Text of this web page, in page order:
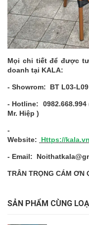
Mọi chi tiết để được
doanh tại KALA:
- Showrom: BT L03-
- Hotline: 0982.668.994
Mr. Hiệp )
-
Website:
Https://
- Email:
TRÂN TRỌNG CÁM ƠN
SẢN PHẨM CÙNG